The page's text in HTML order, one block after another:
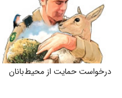
درخواست حمایت از محیط‌بانان